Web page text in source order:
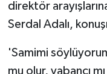
direktör
Serdal Adalı,
'Samimi
mu olur, yabancı